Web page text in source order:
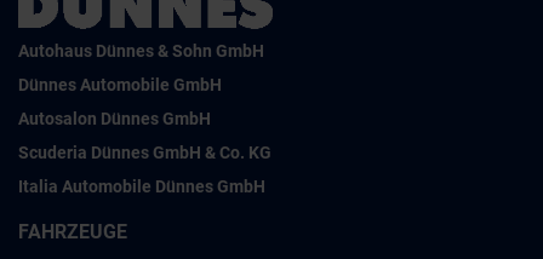
Autohaus Dünnes & Sohn GmbH
Dünnes Automobile GmbH
Autosalon Dünnes GmbH
Scuderia Dünnes GmbH & Co. KG
Italia Automobile Dünnes GmbH
FAHRZEUGE